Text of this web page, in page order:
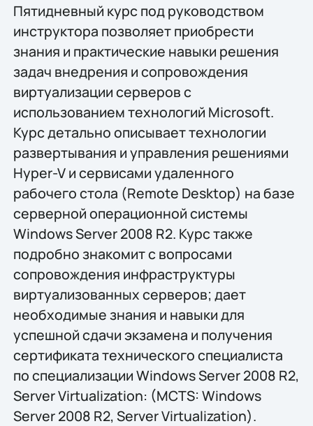
Пятидневный курс под руководством
инструктора позволяет приобрести
знания и практические навыки решения
задач внедрения и сопровождения
виртуализации серверов с
использованием технологий Microsoft.
Курс детально описывает технологии
развертывания и управления решениями
Hyper-V и сервисами удаленного
рабочего стола (Remote Desktop) на базе
серверной операционной системы
Windows Server 2008 R2. Курс также
подробно знакомит с вопросами
сопровождения инфраструктуры
виртуализованных серверов; дает
необходимые знания и навыки для
успешной сдачи экзамена и получения
сертификата технического специалиста
по специализации Windows Server 2008 R2,
Server Virtualization: (MCTS: Windows
Server 2008 R2, Server Virtualization).